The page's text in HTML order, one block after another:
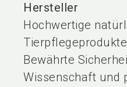
Hersteller
Hochwertige
Bewährte
Wissenschaft und